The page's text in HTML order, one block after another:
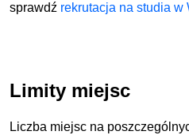
sprawdź rekrutacja na studia w
Limity miejsc
Liczba miejsc na